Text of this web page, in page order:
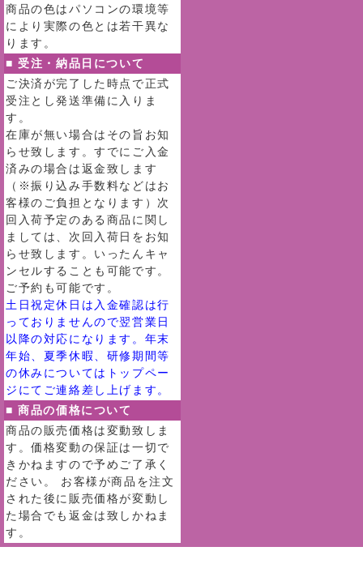
商品の色はパソコンの環境等
により実際の色とは若干異な
ります。
■ 受注・納品日について
ご決済が完了した時点で正式
受注とし発送準備に入りま
す。
在庫が無い場合はその旨お知
らせ致します。すでにご入金
済みの場合は返金致します
（※振り込み手数料などはお
客様のご負担となります）次
回入荷予定のある商品に関し
ましては、次回入荷日をお知
らせ致します。いったんキャ
ンセルすることも可能です。
ご予約も可能です。
土日祝定休日は入金確認は行
っておりませんので翌営業日
以降の対応になります。年末
年始、夏季休暇、研修期間等
の休みについてはトップペー
ジにてご連絡差し上げます。
■ 商品の価格について
商品の販売価格は変動致しま
す。価格変動の保証は一切で
きかねますので予めご了承く
ださい。 お客様が商品を注文
された後に販売価格が変動し
た場合でも返金は致しかねま
す。